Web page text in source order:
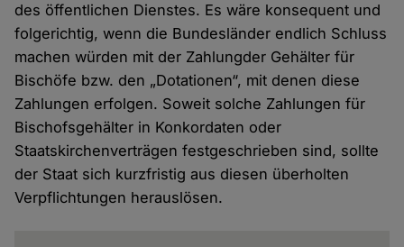
des öffentlichen Dienstes. Es wäre konsequent und
folgerichtig, wenn die Bundesländer endlich Schluss
machen würden mit der Zahlungder Gehälter für
Bischöfe bzw. den „Dotationen“, mit denen diese
Zahlungen erfolgen. Soweit solche Zahlungen für
Bischofsgehälter in Konkordaten oder
Staatskirchenverträgen festgeschrieben sind, sollte
der Staat sich kurzfristig aus diesen überholten
Verpflichtungen herauslösen.